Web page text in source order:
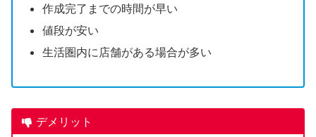
作成完了までの時間が早い
値段が安い
生活圏内に店舗がある場合が多い
デメリット